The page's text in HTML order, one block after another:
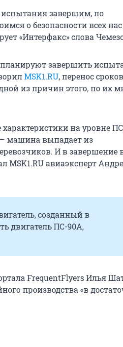
завершим, по
о безопасности всех
«Интерфакс» слова
завершить
MSK1.RU, перенос сроков
из причин этого, по их
на уровне
— машина выпадает из
И в завершение
MSK1.RU авиаэксперт
созданный в
двигатель ПС-90А,
FrequentFlyers Илья
производства «в